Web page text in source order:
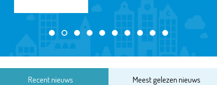
Recent nieuws Meest gelezen nieuws